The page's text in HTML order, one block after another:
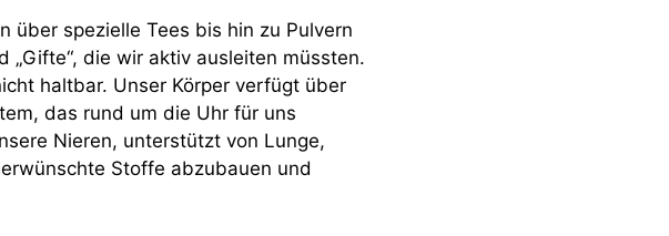
über spezielle Tees bis hin zu Pulvern
„Gifte“, die wir aktiv ausleiten müssten.
haltbar. Unser Körper verfügt über
das rund um die Uhr für uns
Nieren, unterstützt von Lunge,
Stoffe abzubauen und